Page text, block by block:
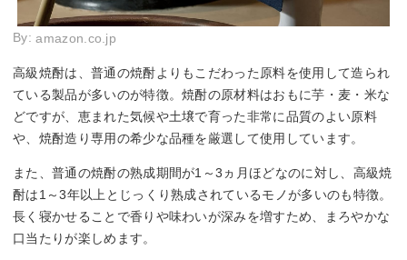
By:amazon.co.jp
高級焼酎は、普通の焼酎よりもこだわった原料を使用して造られ
ている製品が多いのが特徴。焼酎の原材料はおもに芋・麦・米な
どですが、恵まれた気候や土壌で育った非常に品質のよい原料
や、焼酎造り専用の希少な品種を厳選して使用しています。
また、普通の焼酎の熟成期間が1～3ヵ月ほどなのに対し、高級焼
酎は1～3年以上とじっくり熟成されているモノが多いのも特徴。
長く寝かせることで香りや味わいが深みを増すため、まろやかな
口当たりが楽しめます。